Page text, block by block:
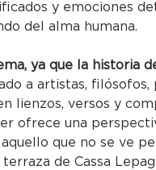
y emociones
del alma humana.
ya que la historia
a artistas,
lienzos, versos y
ofrece una
que no se ve
de Cassa